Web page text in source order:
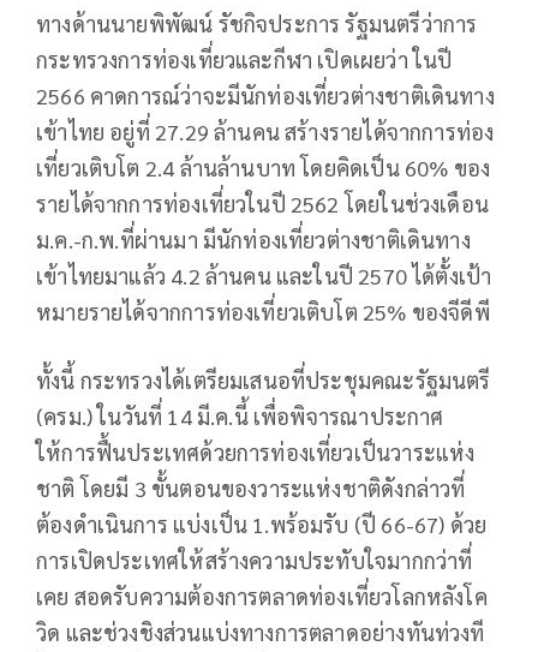
ทางด้านนายพิพัฒน์ รัชกิจประการ รัฐมนตรีว่าการ
กระทรวงการท่องเที่ยวและกีฬา เปิดเผยว่า ในปี
2566 คาดการณ์ว่าจะมีนักท่องเที่ยวต่างชาติเดินทาง
เข้าไทย อยู่ที่ 27.29 ล้านคน สร้างรายได้จากการท่อง
เที่ยวเติบโต 2.4 ล้านล้านบาท โดยคิดเป็น 60% ของ
รายได้จากการท่องเที่ยวในปี 2562 โดยในช่วงเดือน
ม.ค.-ก.พ.ที่ผ่านมา มีนักท่องเที่ยวต่างชาติเดินทาง
เข้าไทยมาแล้ว 4.2 ล้านคน และในปี 2570 ได้ตั้งเป้า
หมายรายได้จากการท่องเที่ยวเติบโต 25% ของจีดีพี
ทั้งนี้ กระทรวงได้เตรียมเสนอที่ประชุมคณะรัฐมนตรี
(ครม.) ในวันที่ 14 มี.ค.นี้ เพื่อพิจารณาประกาศ
ให้การฟื้นประเทศด้วยการท่องเที่ยวเป็นวาระแห่ง
ชาติ โดยมี 3 ขั้นตอนของวาระแห่งชาติดังกล่าวที่
ต้องดำเนินการ แบ่งเป็น 1.พร้อมรับ (ปี 66-67) ด้วย
การเปิดประเทศให้สร้างความประทับใจมากกว่าที่
เคย สอดรับความต้องการตลาดท่องเที่ยวโลกหลังโค
วิด และช่วงชิงส่วนแบ่งทางการตลาดอย่างทันท่วงที